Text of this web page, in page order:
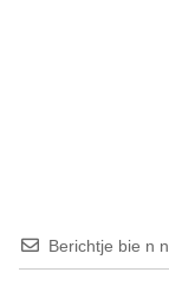
Berichtje bie n